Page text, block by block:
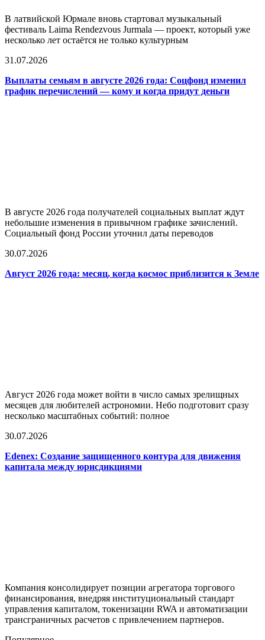
В латвийской Юрмале вновь стартовал музыкальный
фестиваль Laima Rendezvous Jurmala — проект, который уже
несколько лет остаётся не только культурным
31.07.2026
Выплаты семьям в августе 2026 года: Соцфонд изменил
график перечислений — кому и когда придут деньги
В августе 2026 года получателей социальных выплат ждут
небольшие изменения в привычном графике зачислений.
Социальный фонд России уточнил даты переводов
30.07.2026
Август 2026 года: месяц, когда космос приблизится к Земле
Август 2026 года может войти в число самых зрелищных
месяцев для любителей астрономии. Небо подготовит сразу
несколько масштабных событий: полное
30.07.2026
Edenex: Создание защищенного контура для движения
капитала между юрисдикциями
Компания консолидирует позиции агрегатора торгового
финансирования, внедряя институциональный стандарт
управления капиталом, токенизации RWA и автоматизации
трансграничных расчетов с привлечением партнеров.